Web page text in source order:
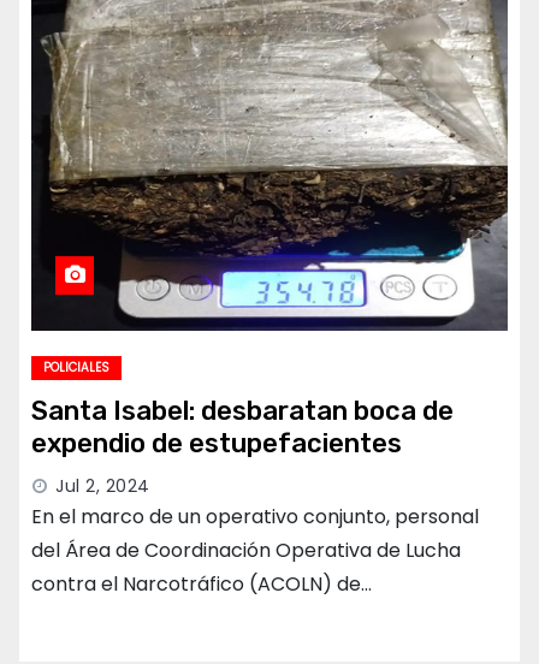
POLICIALES
Santa Isabel: desbaratan boca de
expendio de estupefacientes
Jul 2, 2024
En el marco de un operativo conjunto, personal
del Área de Coordinación Operativa de Lucha
contra el Narcotráfico (ACOLN) de…